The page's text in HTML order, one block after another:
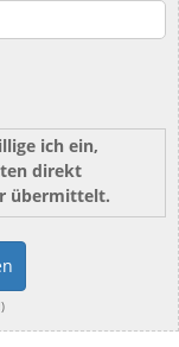
ich ein,
direkt
übermittelt.